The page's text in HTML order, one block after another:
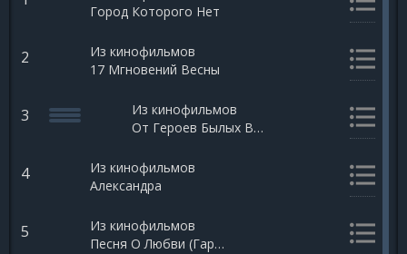
Город Которого Нет
2
Из кинофильмов
17 Мгновений Весны
3
Из кинофильмов
От Героев Былых Времен
4
Из кинофильмов
Александра
5
Из кинофильмов
Песня О Любви (Гардемарины Вперед)